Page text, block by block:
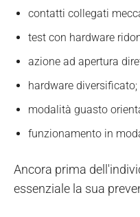
contatti collegati
test con hardware
azione ad apertura
hardware diversificato;
modalità guasto
funzionamento in
Ancora prima
essenziale la sua